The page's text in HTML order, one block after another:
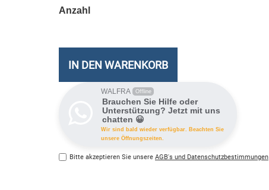
IN DEN WARENKORB
WALFRA Offline
Brauchen Sie Hilfe oder
Unterstützung? Jetzt mit uns
chatten 😀
Wir sind bald wieder verfügbar. Beachten Sie
unsere Öffnungszeiten.
Bitte akzeptieren Sie unsere AGB's und Datenschutzbestimmungen